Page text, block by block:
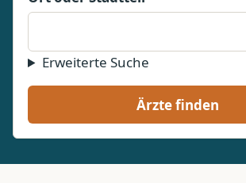
Erweiterte Suche
Ärzte finden